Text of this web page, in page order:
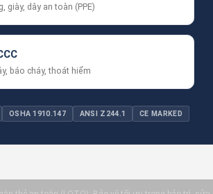
giày, dây an toàn (PPE)
báo cháy, thoát hiểm
OSHA 1910.147 ANSI Z244.1 CE MARKED